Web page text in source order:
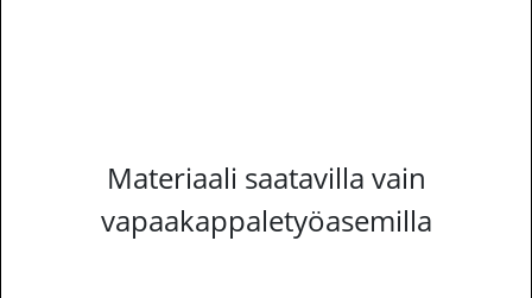
Materiaali saatavilla vain
vapaakappaletyöasemilla